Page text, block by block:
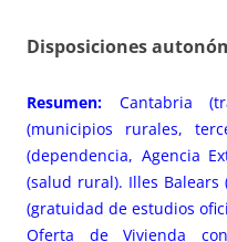
Disposiciones
Resumen: Cantabria
(municipios rurales,
(dependencia, Agencia
(salud rural). Illes Balears
(gratuidad de estudios
Oferta de Vivienda